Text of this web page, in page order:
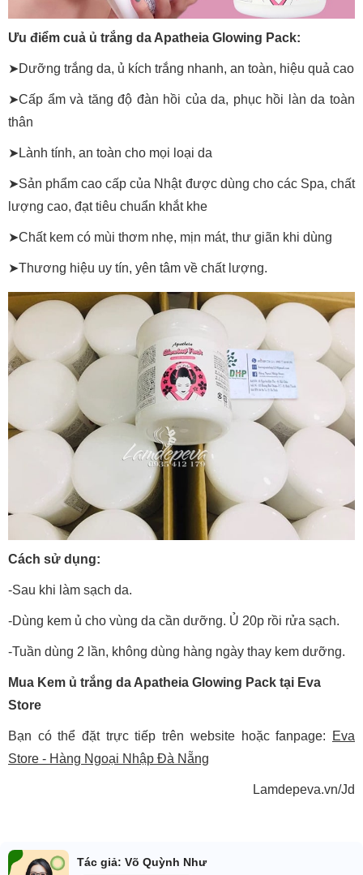
Ưu điểm cuả ủ trắng da Apatheia Glowing Pack:
➤Dưỡng trắng da, ủ kích trắng nhanh, an toàn, hiệu quả cao
➤Cấp ẩm và tăng độ đàn hồi của da, phục hồi làn da toàn
thân
➤Lành tính, an toàn cho mọi loại da
➤Sản phẩm cao cấp của Nhật được dùng cho các Spa, chất
lượng cao, đạt tiêu chuẩn khắt khe
➤Chất kem có mùi thơm nhẹ, mịn mát, thư giãn khi dùng
➤Thương hiệu uy tín, yên tâm về chất lượng.
Cách sử dụng:
-Sau khi làm sạch da.
-Dùng kem ủ cho vùng da cần dưỡng. Ủ 20p rồi rửa sạch.
-Tuần dùng 2 lần, không dùng hàng ngày thay kem dưỡng.
Mua Kem ủ trắng da Apatheia Glowing Pack tại Eva
Store
Bạn có thể đặt trực tiếp trên website hoặc fanpage:
Eva
Store - Hàng Ngoại Nhập Đà Nẵng
Lamdepeva.vn/Jd
Tác giả: Võ Quỳnh Như